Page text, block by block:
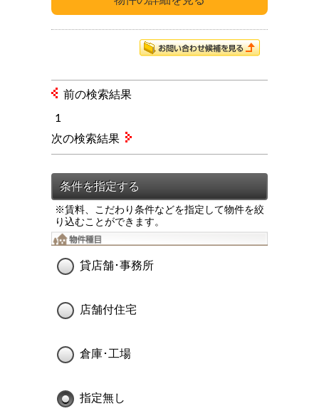
前の検索結果
1
※賃料、こだわり条件などを指定して物件を絞
り込むことができます。
貸店舗･事務所
店舗付住宅
倉庫･工場
指定無し